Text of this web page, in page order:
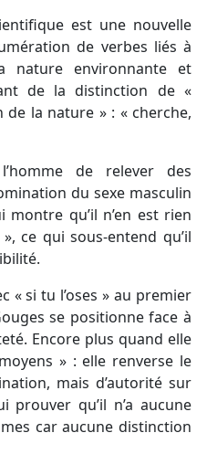
est une nouvelle
de verbes liés à
nature environnante et
de la distinction de «
de la nature » : « cherche,
de relever des
du sexe masculin
qu’il n’en est rien
ce qui sous-entend qu’il
« si tu l’oses » au premier
se positionne face à
Encore plus quand elle
» : elle renverse le
mais d’autorité sur
prouver qu’il n’a aucune
car aucune distinction